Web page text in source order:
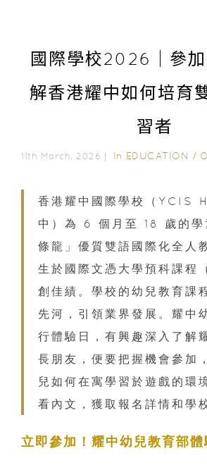
國際學校2026｜參
解香港耀中如何培育
習者
11th March, 2026｜ In EDUCATION /
香港耀中國際學校（YCIS
中）為 6 個月至 18 歲的學
條龍」優質雙語國際化全人
生於國際文憑大學預科課程
創佳績。學校的幼兒教育課
先河，引領業界發展。耀中
行體驗日，有興趣深入了解
長朋友，便要​​把握機會參加
兒如何在寓學習於遊戲的環
看內文，獲取報名詳情和學
立即參加！耀中幼兒教育部體